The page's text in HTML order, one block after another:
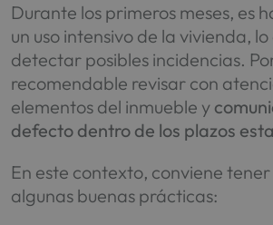
Durante los primeros meses, es
un uso intensivo de la vivienda,
detectar posibles incidencias.
recomendable revisar con
elementos del inmueble y
defecto dentro de los plazos
En este contexto, conviene
algunas buenas prácticas: